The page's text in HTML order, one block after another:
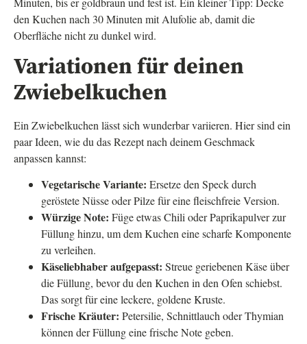
den Kuchen nach 30 Minuten mit Alufolie ab, damit die
Oberfläche nicht zu dunkel wird.
Variationen für deinen
Zwiebelkuchen
Ein Zwiebelkuchen lässt sich wunderbar variieren. Hier sind ein
paar Ideen, wie du das Rezept nach deinem Geschmack
anpassen kannst:
Vegetarische Variante: Ersetze den Speck durch
geröstete Nüsse oder Pilze für eine fleischfreie Version.
Würzige Note: Füge etwas Chili oder Paprikapulver zur
Füllung hinzu, um dem Kuchen eine scharfe Komponente
zu verleihen.
Käseliebhaber aufgepasst: Streue geriebenen Käse über
die Füllung, bevor du den Kuchen in den Ofen schiebst.
Das sorgt für eine leckere, goldene Kruste.
Frische Kräuter: Petersilie, Schnittlauch oder Thymian
können der Füllung eine frische Note geben.